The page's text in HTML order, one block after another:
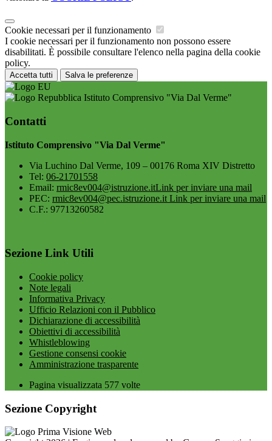
Cookie necessari per il funzionamento
I cookie necessari per il funzionamento non possono essere
disabilitati. È possibile consultare l'elenco nella pagina della cookie
policy.
Accetta tutti Salva le preferenze
Istituto Comprensivo "Via Dal Verme"
Contatti
Istituto Comprensivo "Via Dal Verme"
Via Luchino Dal Verme, 109 – 00176 Roma XIV Distretto
Tel: 06-21701558
Email: rmic8ev004@istruzione.itLink per inviare una mail
PEC: rmic8ev004@pec.istruzione.it Link per inviare una mail
C.F.: 97713260582
Sezione Link Utili
Cookie policy
Note legali
Informativa Privacy
Ufficio Relazioni con il Pubblico
Dichiarazione di accessibilità
Obiettivi di accessibilità
Whistleblowing
Gestione consensi cookie
Amministrazione trasparente
Pagina visualizzata 577 volte
Sezione Copyright